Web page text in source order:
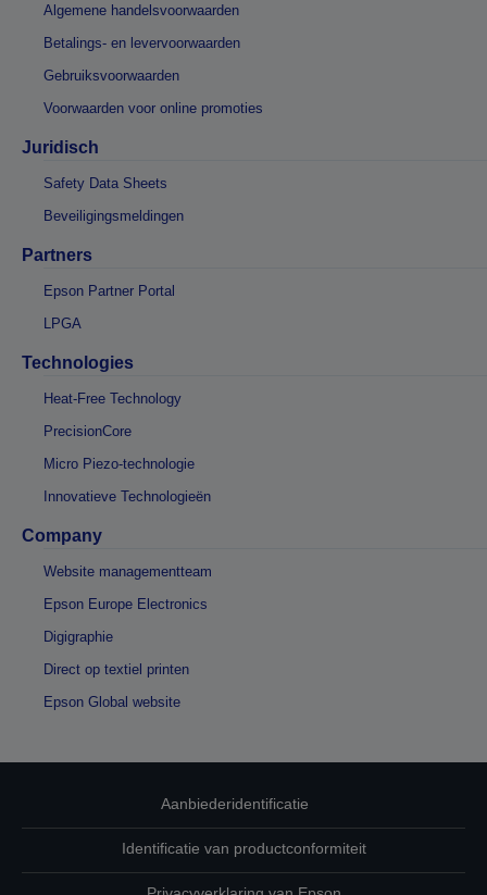
Algemene handelsvoorwaarden
Betalings- en levervoorwaarden
Gebruiksvoorwaarden
Voorwaarden voor online promoties
Juridisch
Safety Data Sheets
Beveiligingsmeldingen
Partners
Epson Partner Portal
LPGA
Technologies
Heat-Free Technology
PrecisionCore
Micro Piezo-technologie
Innovatieve Technologieën
Company
Website managementteam
Epson Europe Electronics
Digigraphie
Direct op textiel printen
Epson Global website
Aanbiederidentificatie
Identificatie van productconformiteit